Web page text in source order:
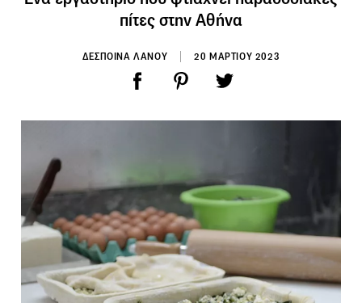
πίτες στην Αθήνα
ΔΕΣΠΟΙΝΑ ΛΑΝΟΥ 20 ΜΑΡΤΙΟΥ 2023